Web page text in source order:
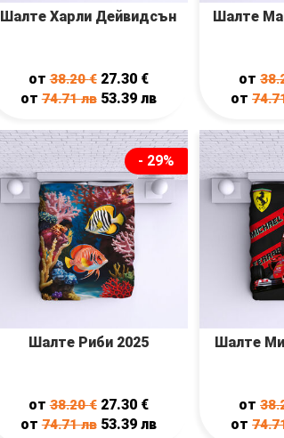
Шалте Харли Дейвидсън
от38.20€ 27.30 €
от74.71лв 53.39 лв
Шалте
от
от
- 29%
Шалте Риби 2025
от38.20€ 27.30 €
от74.71лв 53.39 лв
Шалте
от
от